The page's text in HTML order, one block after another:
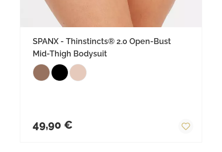
SPANX - Thinstincts® 2.0 Open-Bust
Mid-Thigh Bodysuit
49,90 €